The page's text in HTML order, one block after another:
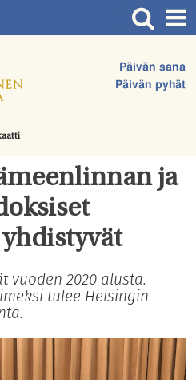
Päivän sana
Päivän pyhät
ja
vuoden 2020 alusta.
tulee Helsingin